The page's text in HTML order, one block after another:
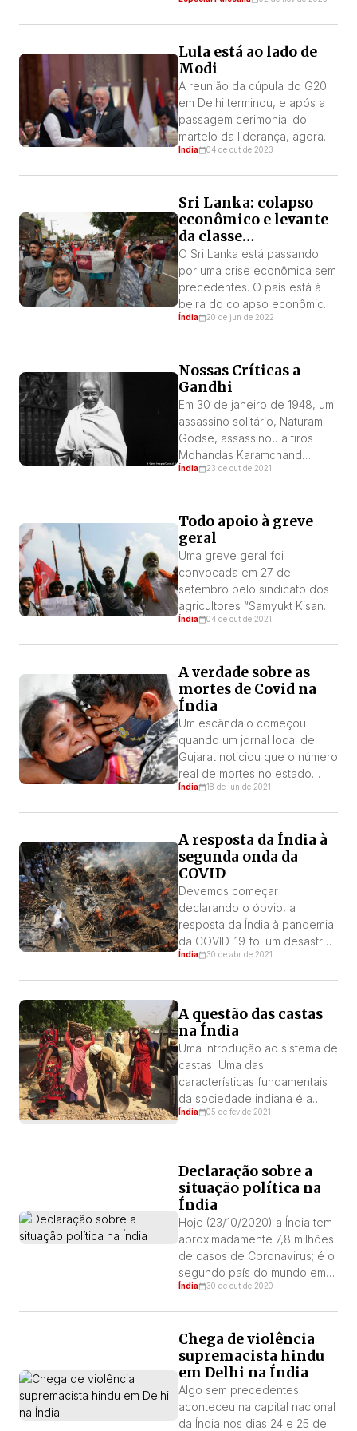
cercas de fronteira com
tratores, e pela primeira vez
em 16 anos, os muros da
prisão a céu […]
Lula está ao lado de
Modi
A reunião da cúpula do G20
em Delhi terminou, e após a
passagem cerimonial do
martelo da liderança, agora
será Lula e o Brasil que serão
desse grupo de nações, que
controlam 85% do PIB
mundial, a maioria do território
e da população do planeta,
agora está nas […]
Índia 04 de out de 2023
Sri Lanka: colapso
econômico e levante
da classe
trabalhadora
O Sri Lanka está passando
por uma crise econômica sem
precedentes. O país está à
beira do colapso econômico
total. As notícias mais
impossível pagar suas
dívidas, a primeira vez que
uma economia em
desenvolvimento do sul da
Ásia é forçada a fazer isso.
Na vida […]
Índia 20 de jun de 2022
Nossas Críticas a
Gandhi
Em 30 de janeiro de 1948, um
assassino solitário, Naturam
Godse, assassinou a tiros
Mohandas Karamchand
Gandhi, também conhecido
alguns o pai da nação
indiana.
Índia 23 de out de 2021
Todo apoio à greve
geral
Uma greve geral foi
convocada em 27 de
setembro pelo sindicato dos
agricultores “Samyukt Kisan
Morcha” (Frente Unida dos
que foram aprovadas
arbitrariamente no ano
passado. Foi exatamente
neste dia, em 2020, que o
presidente deu seu
consentimento às três novas
leis agrícolas e aos novos
códigos […]
Índia 04 de out de 2021
A verdade sobre as
mortes de Covid na
Índia
Um escândalo começou
quando um jornal local de
Gujarat noticiou que o número
real de mortes no estado
estava sendo oculto, e que
oficialmente divulgado.[i]
Muitos indianos suspeitavam
que a verdadeira escala da
pandemia estava sendo
escondida, já que os
hospitais, médicos e outros
trabalhadores da linha de […]
Índia 18 de jun de 2021
A resposta da Índia à
segunda onda da
COVID
Devemos começar
declarando o óbvio, a
resposta da Índia à pandemia
da COVID-19 foi um desastre!
Desde o primeiro dia, o
incompetência, mão pesada e
despreparo gritante que tem
poucos paralelos no mundo.
Índia 30 de abr de 2021
A questão das castas
na Índia
Uma introdução ao sistema de
castas Uma das
características fundamentais
da sociedade indiana é a
existência de castas. O papel
questão de muito debate
entre estudiosos e ativistas. É
inquestionável que este
sistema social originou-se há
vários milênios. Há consenso
de que, em algum momento
após a queda do Império […]
Índia 05 de fev de 2021
Declaração sobre a
situação política na
Índia
Hoje (23/10/2020) a Índia tem
aproximadamente 7,8 milhões
de casos de Coronavirus; é o
segundo país do mundo em
número de infectados, em
pandemia elevou-se para
mais de 117.000; o terceiro
maior do mundo, após os
Estados Unidos e o Brasil. A
vida normal foi interrompida
quando […]
Índia 30 de out de 2020
Chega de violência
supremacista hindu
em Delhi na Índia
Algo sem precedentes
aconteceu na capital nacional
da Índia nos dias 24 e 25 de